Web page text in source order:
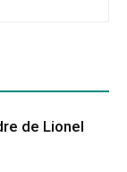
de Lionel